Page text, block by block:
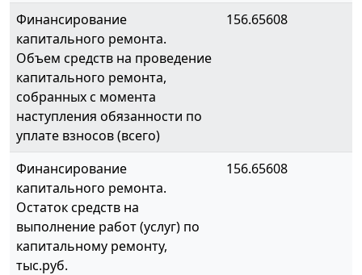
Финансирование
капитального ремонта.
Объем средств на проведение
капитального ремонта,
собранных с момента
наступления обязанности по
уплате взносов (всего)
156.65608
Финансирование
капитального ремонта.
Остаток средств на
выполнение работ (услуг) по
капитальному ремонту,
тыс.руб.
156.65608